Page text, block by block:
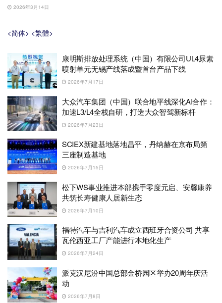
2026年3月14日
<简体> <繁體>
康明斯排放处理系统（中国）有限公司UL4尿素
喷射单元无锡产线落成暨首台产品下线
2026年7月17日
大众汽车集团（中国）联合地平线深化AI合作：
加速L3/L4全栈自研，打造大众智驾新标杆
2026年7月23日
SCIEX新建基地落地昌平，丹纳赫在京布局第
三座制造基地
2026年7月15日
松下WS事业推进本部携手零度元启、安馨康养
共筑长寿健康人居新生态
2026年7月10日
福特汽车与吉利汽车成立西班牙合资公司 共享
瓦伦西亚工厂产能进行本地化生产
2026年7月24日
派克汉尼汾中国总部金桥园区举办20周年庆活
动
2026年7月8日